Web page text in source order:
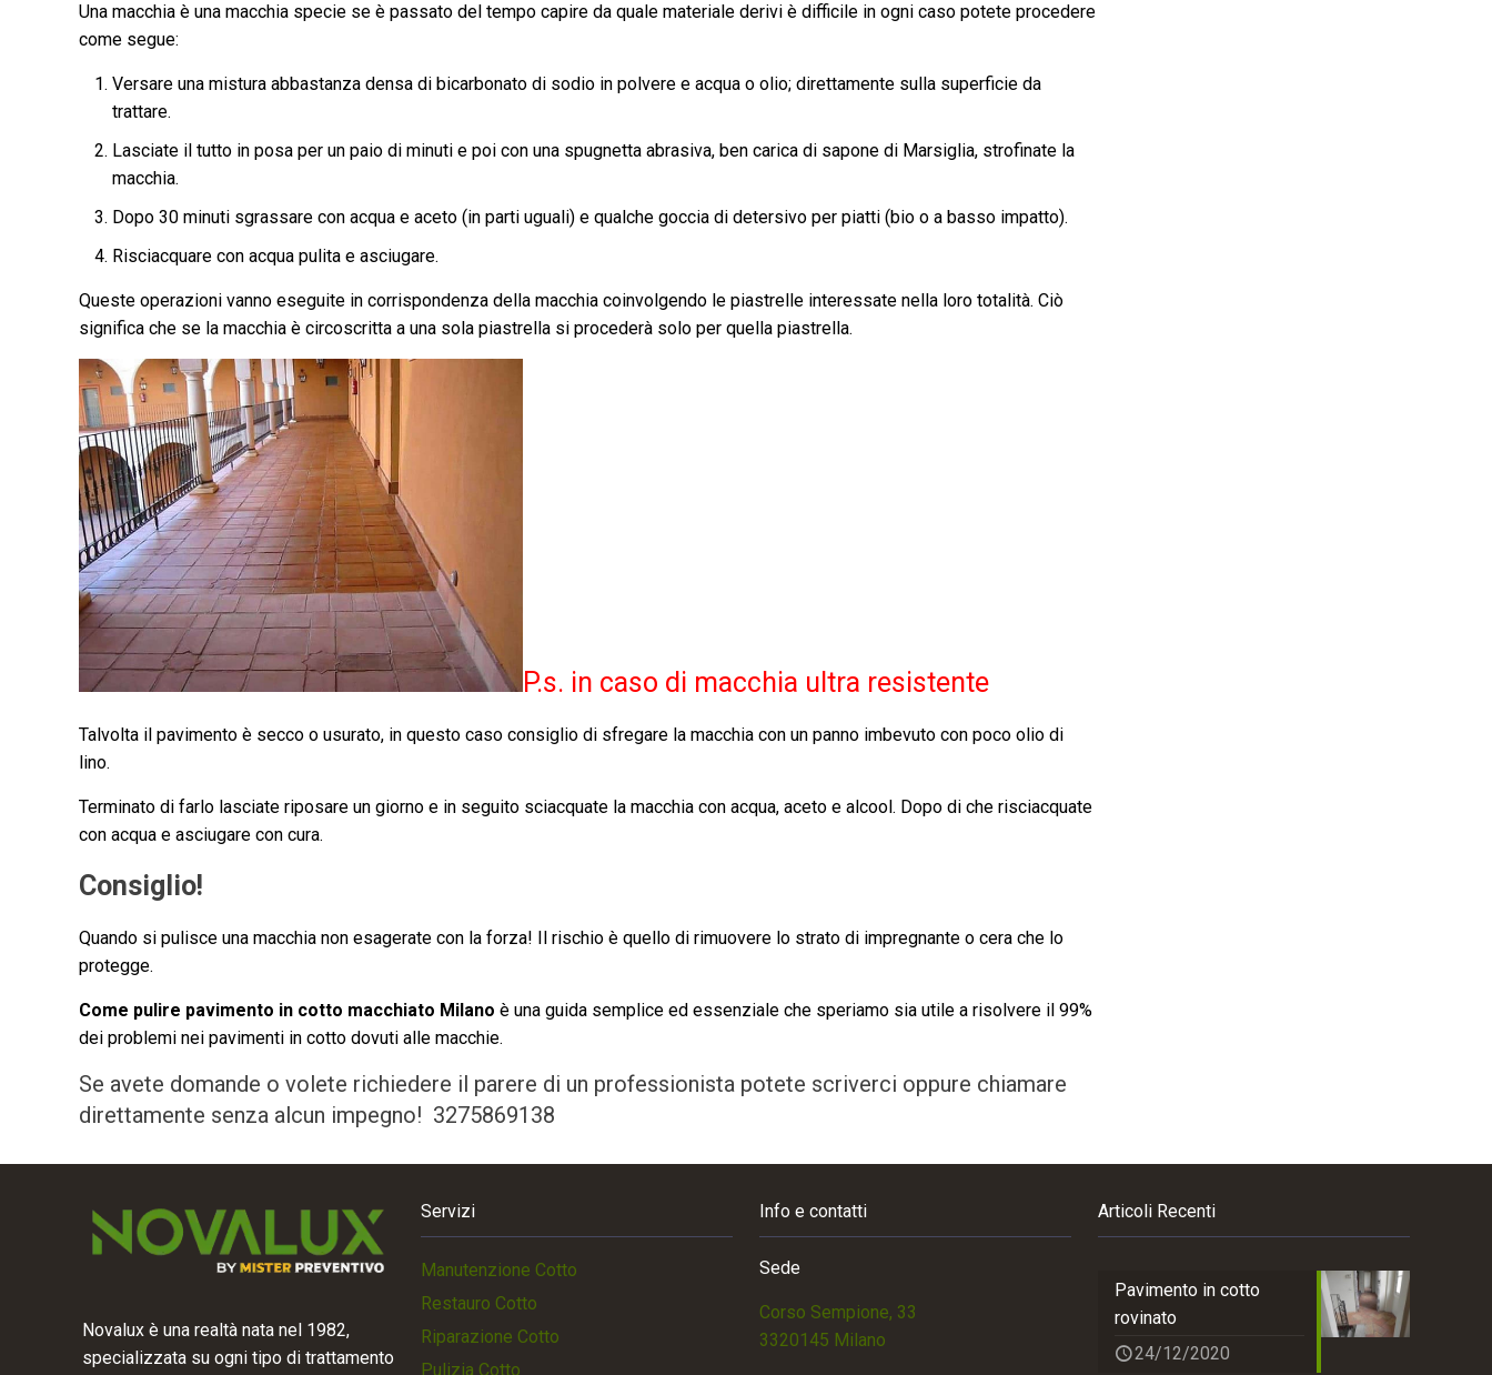
Una macchia è una macchia specie se è passato del tempo capire da quale materiale derivi è difficile in ogni caso potete procedere
come segue:
Versare una mistura abbastanza densa di bicarbonato di sodio in polvere e acqua o olio; direttamente sulla superficie da
trattare.
Lasciate il tutto in posa per un paio di minuti e poi con una spugnetta abrasiva, ben carica di sapone di Marsiglia, strofinate la
macchia.
Dopo 30 minuti sgrassare con acqua e aceto (in parti uguali) e qualche goccia di detersivo per piatti (bio o a basso impatto).
Risciacquare con acqua pulita e asciugare.
Queste operazioni vanno eseguite in corrispondenza della macchia coinvolgendo le piastrelle interessate nella loro totalità. Ciò
significa che se la macchia è circoscritta a una sola piastrella si procederà solo per quella piastrella.
P.s. in caso di macchia ultra resistente
Talvolta il pavimento è secco o usurato, in questo caso consiglio di sfregare la macchia con un panno imbevuto con poco olio di
lino.
Terminato di farlo lasciate riposare un giorno e in seguito sciacquate la macchia con acqua, aceto e alcool. Dopo di che risciacquate
con acqua e asciugare con cura.
Consiglio!
Quando si pulisce una macchia non esagerate con la forza! Il rischio è quello di rimuovere lo strato di impregnante o cera che lo
protegge.
Come pulire pavimento in cotto macchiato Milano è una guida semplice ed essenziale che speriamo sia utile a risolvere il 99%
dei problemi nei pavimenti in cotto dovuti alle macchie.
Se avete domande o volete richiedere il parere di un professionista potete scriverci oppure chiamare
direttamente senza alcun impegno! 3275869138
Novalux è una realtà nata nel 1982,
specializzata su ogni tipo di trattamento
Servizi
Manutenzione Cotto
Restauro Cotto
Riparazione Cotto
Pulizia Cotto
Info e contatti
Sede
Corso Sempione, 33
3320145 Milano
Articoli Recenti
Pavimento in cotto
rovinato
24/12/2020